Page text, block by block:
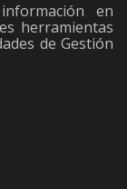
en
herramientas
de Gestión